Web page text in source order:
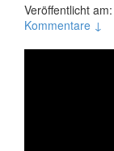
Veröffentlicht am:
Kommentare ↓